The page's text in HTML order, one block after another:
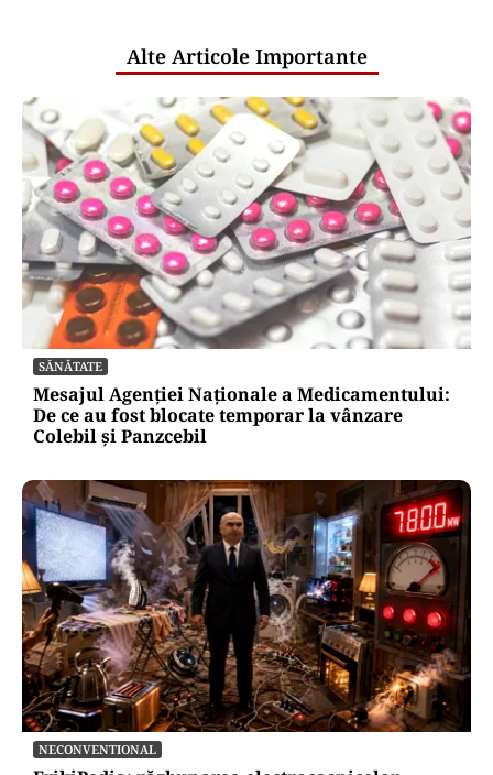
nu al țărilor
Puterea Financiara
Canicula pune presiune pe economia
Europei și schimbă comportamentul
de consum
Oficiuldestiri.ro
Atacurile cibernetice expun
vulnerabilitățile statului român: ANP
repetă scenariul e‑Terra. Ce ascund
comunicările oficiale și cine răspunde
pentru mentenanța IT a instituțiilor
publice
Alte Articole Importante
SĂNĂTATE
Mesajul Agenției Naționale a Medicamentului:
De ce au fost blocate temporar la vânzare
Colebil și Panzcebil